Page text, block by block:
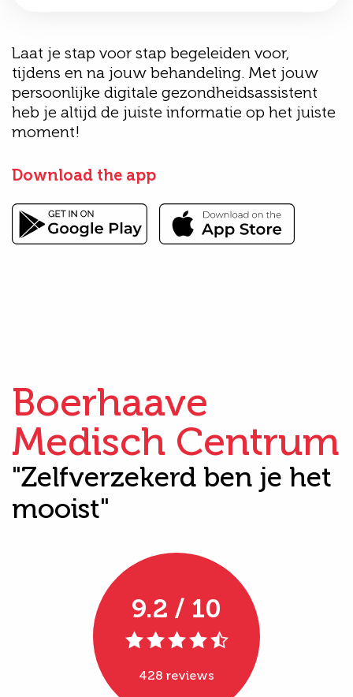
Laat je stap voor stap begeleiden voor,
tijdens en na jouw behandeling. Met jouw
persoonlijke digitale gezondheidsassistent
heb je altijd de juiste informatie op het juiste
moment!
Download the app
Boerhaave
Medisch Centrum
"Zelfverzekerd ben je het
mooist"
9.2 / 10
428 reviews